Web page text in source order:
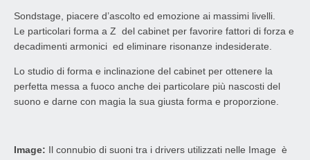
Sondstage, piacere d’ascolto ed emozione ai massimi livelli.
Le particolari forma a Z del cabinet per favorire fattori di forza e
decadimenti armonici ed eliminare risonanze indesiderate.
Lo studio di forma e inclinazione del cabinet per ottenere la
perfetta messa a fuoco anche dei particolare più nascosti del
suono e darne con magia la sua giusta forma e proporzione.
Image: Il connubio di suoni tra i drivers utilizzati nelle Image è